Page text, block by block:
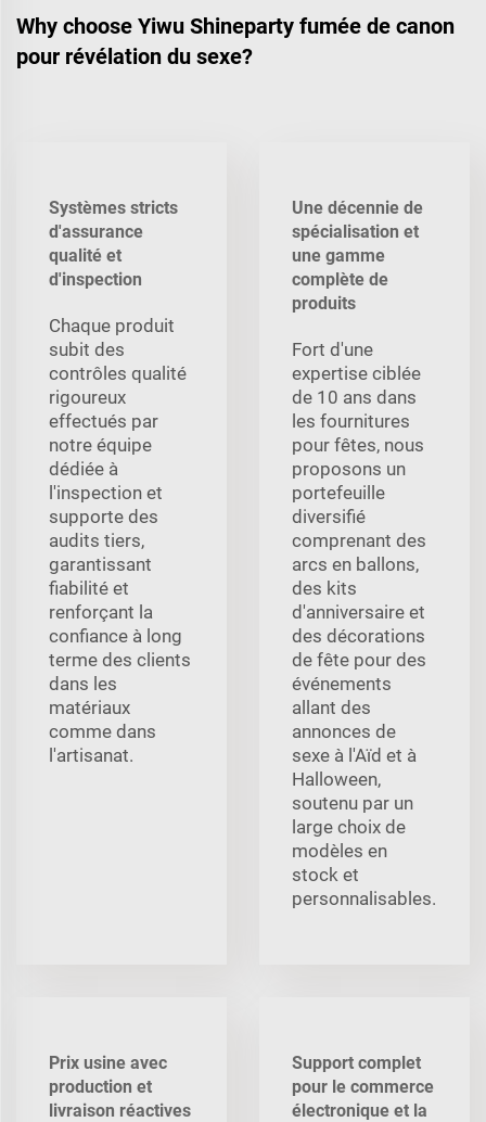
Why choose Yiwu Shineparty fumée de canon
pour révélation du sexe?
Systèmes stricts
d'assurance
qualité et
d'inspection
Chaque produit
subit des
contrôles qualité
rigoureux
effectués par
notre équipe
dédiée à
l'inspection et
supporte des
audits tiers,
garantissant
fiabilité et
renforçant la
confiance à long
terme des clients
dans les
matériaux
comme dans
l'artisanat.
Une décennie de
spécialisation et
une gamme
complète de
produits
Fort d'une
expertise ciblée
de 10 ans dans
les fournitures
pour fêtes, nous
proposons un
portefeuille
diversifié
comprenant des
arcs en ballons,
des kits
d'anniversaire et
des décorations
de fête pour des
événements
allant des
annonces de
sexe à l'Aïd et à
Halloween,
soutenu par un
large choix de
modèles en
stock et
personnalisables.
Prix usine avec
production et
livraison réactives
Support complet
pour le commerce
électronique et la